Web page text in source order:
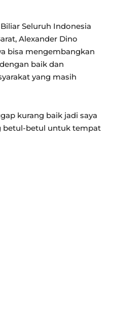
Seluruh Indonesia
Alexander Dino
bisa mengembangkan
baik dan
yang masih
kurang baik jadi saya
betul-betul untuk tempat